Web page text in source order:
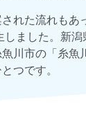
れた流れもあ
ました。新
川市の「糸魚
つです。